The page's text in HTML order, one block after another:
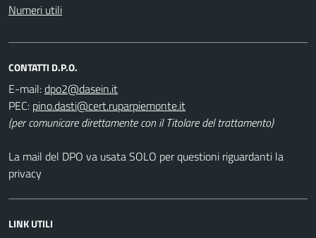
Numeri utili
CONTATTI D.P.O.
E-mail:
PEC:
(per comunicare direttamente con il Titolare del trattamento)
La mail del DPO va usata SOLO per questioni riguardanti la
privacy
LINK UTILI